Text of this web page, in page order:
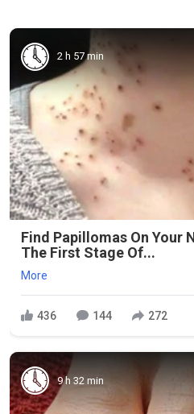
2 h 57 min
Find Papillomas On Your
The First Stage Of...
More
436 144 272
9 h 32 min